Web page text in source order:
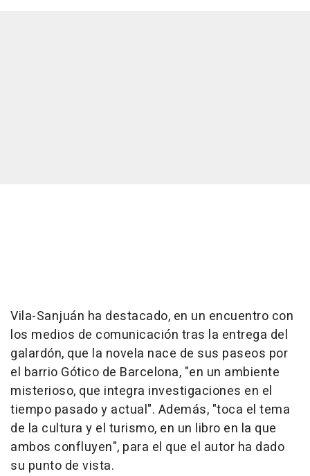
Vila-Sanjuán ha destacado, en un encuentro con
los medios de comunicación tras la entrega del
galardón, que la novela nace de sus paseos por
el barrio Gótico de Barcelona, "en un ambiente
misterioso, que integra investigaciones en el
tiempo pasado y actual". Además, "toca el tema
de la cultura y el turismo, en un libro en la que
ambos confluyen", para el que el autor ha dado
su punto de vista.